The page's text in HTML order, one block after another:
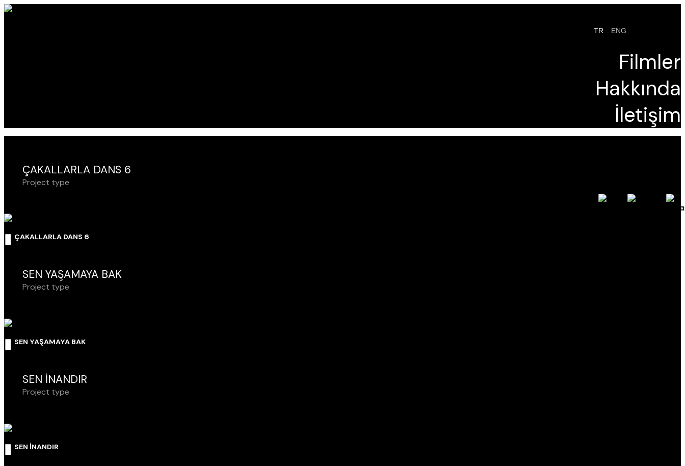
TR ENG
Filmler
Hakkında
İletişim
ÇAKALLARLA DANS 6
Project type
ÇAKALLARLA DANS 6
SEN YAŞAMAYA BAK
Project type
SEN YAŞAMAYA BAK
SEN İNANDIR
Project type
SEN İNANDIR